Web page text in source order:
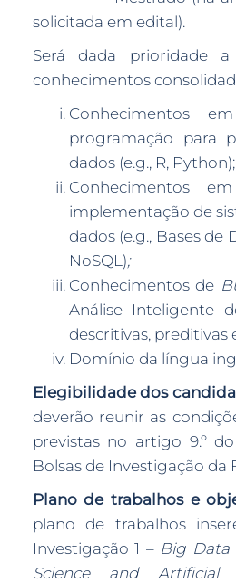
solicitada em edital).
Será dada prioridade
conhecimentos
Conhecimentos
programação para
dados (e.g., R, Python);
Conhecimentos
implementação de
dados (e.g., Bases de
NoSQL);
Conhecimentos de
Análise Inteligente
descritivas, preditivas
Domínio da língua
Elegibilidade dos
deverão reunir as
previstas no artigo 9.º
Bolsas de Investigação da
Plano de trabalhos e
plano de trabalhos
Investigação 1 – Big Data
Science and Artificial